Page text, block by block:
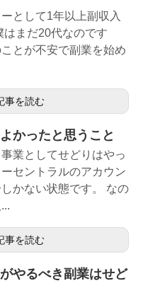
として1年以上副収入
はまだ20代なのです
とが不安で副業を始め
事を読む
かったと思うこと
業としてせどりはやっ
セントラルのアカウン
かない状態です。 なの
事を読む
やるべき副業はせど